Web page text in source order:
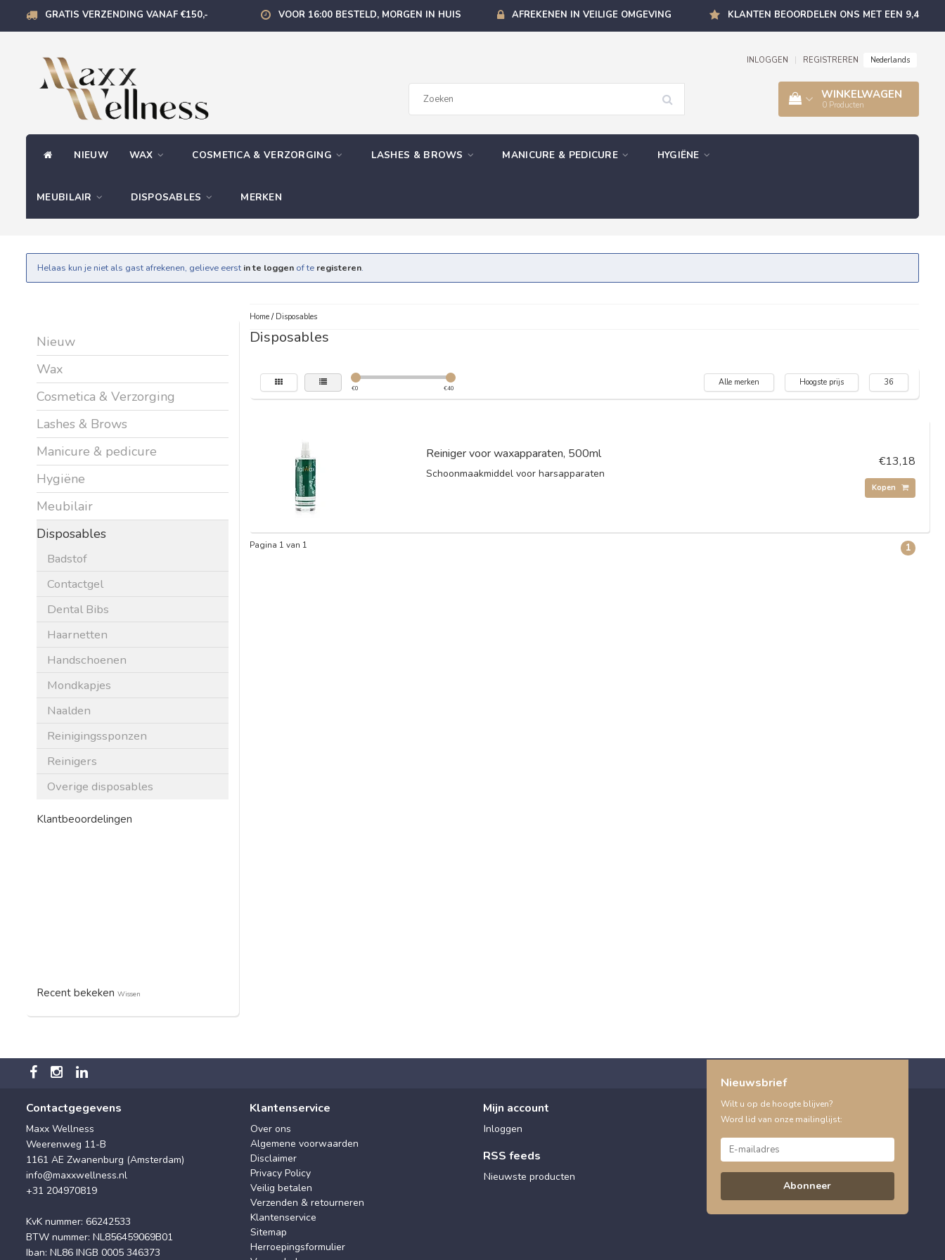
GRATIS VERZENDING VANAF €150,- VOOR 16:00 BESTELD, MORGEN IN HUIS AFREKENEN IN VEILIGE OMGEVING KLANTEN BEOORDELEN ONS MET EEN 9,4
INLOGGEN REGISTREREN Nederlands
WINKELWAGEN
0 Producten
NIEUW WAX COSMETICA & VERZORGING LASHES & BROWS MANICURE & PEDICURE HYGIËNE
MEUBILAIR DISPOSABLES MERKEN
Helaas kun je niet als gast afrekenen, gelieve eerst in te loggen of te registeren.
Nieuw
Wax
Cosmetica & Verzorging
Lashes & Brows
Manicure & pedicure
Hygiëne
Meubilair
Disposables
Badstof
Contactgel
Dental Bibs
Haarnetten
Handschoenen
Mondkapjes
Naalden
Reinigingssponzen
Reinigers
Overige disposables
Klantbeoordelingen
Recent bekeken Wissen
Home/ Disposables
Disposables
€0 €40
Alle merken Hoogste prijs 36
Reiniger voor waxapparaten, 500ml
Schoonmaakmiddel voor harsapparaten
€13,18
Kopen
Pagina 1 van 1 1
Contactgegevens
Maxx Wellness
Weerenweg 11-B
1161 AE Zwanenburg (Amsterdam)
info@maxxwellness.nl
+31 204970819
KvK nummer: 66242533
BTW nummer: NL856459069B01
Iban: NL86 INGB 0005 346373
Klantenservice
Over ons
Algemene voorwaarden
Disclaimer
Privacy Policy
Veilig betalen
Verzenden & retourneren
Klantenservice
Sitemap
Herroepingsformulier
Mijn account
Inloggen
RSS feeds
Nieuwste producten
Nieuwsbrief
Wilt u op de hoogte blijven?
Word lid van onze mailinglijst:
Abonneer